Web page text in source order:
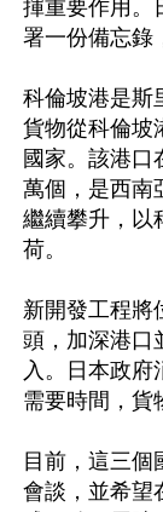
揮重要作用。
署一份備忘錄
科倫坡港是斯
貨物從科倫坡
國家。該港口
萬個，是西南
繼續攀升，以
荷。
新開發工程將
頭，加深港口
入。日本政府
需要時間，貨
目前，這三個
會談，並希望